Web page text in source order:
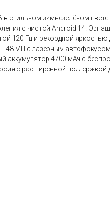
в стильном зимнезелёном
с чистой Android 14.
120 Гц и рекордной
48 МП с лазерным
аккумулятор 4700 мАч с
с расширенной поддержкой